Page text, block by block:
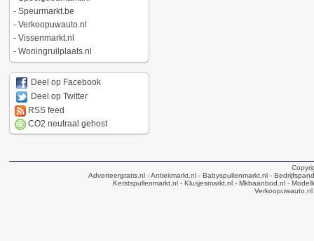
- Speurmarkt.be
- Verkoopuwauto.nl
- Vissenmarkt.nl
- Woningruilplaats.nl
Deel op Facebook
Deel op Twitter
RSS feed
CO2 neutraal gehost
Adverteergratis.nl - Antiekmarkt.nl - Babyspullenmarkt.nl -
Kerstspullenmarkt.nl - Klusjesmarkt.nl - Mkbaanbod.nl -
Verkoopuwauto.nl